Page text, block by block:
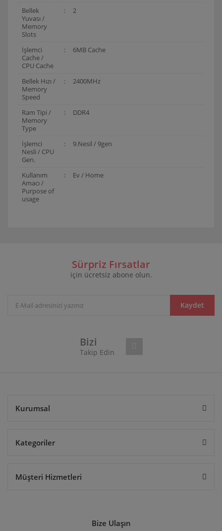
Bellek
Yuvası /
Memory
Slots
: 2
İşlemci
Cache /
CPU Cache
: 6MB Cache
Bellek Hızı /
Memory
Speed
: 2400MHz
Ram Tipi /
Memory
Type
: DDR4
İşlemci
Nesli / CPU
Gen.
: 9.Nesil / 9gen
Kullanım
Amacı /
Purpose of
usage
: Ev / Home
Yorum Yaz
Ürün resmi kalitesiz, bozuk veya görüntülenemiyor.
Ürün bilgilerinde hatalar bulunuyor.
Sürpriz Fırsatlar
için ücretsiz abone olun.
Kaydet
Bizi
Takip Edin
Kurumsal
Kategoriler
Müşteri Hizmetleri
Bize Ulaşın